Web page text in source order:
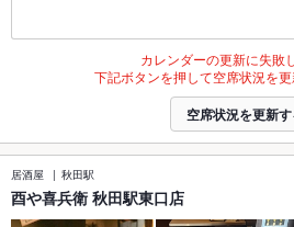
カレンダーの更新に失敗
下記ボタンを押して空席状況を更
空席状況を更新
居酒屋 秋田駅
酉や喜兵衛 秋田駅東口店